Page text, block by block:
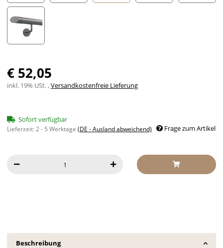
gerade Kappe
€ 52,05
inkl. 19% USt. ,Versandkostenfreie Lieferung
Sofort verfügbar
Lieferzeit:2 - 5 Werktage (DE - Ausland abweichend) Frage zum Artikel
Beschreibung